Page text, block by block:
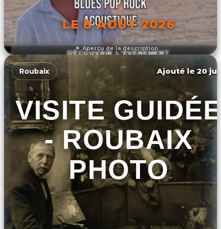
Aperçu de la description
LE 8 AOÛT 2026
DÉCOUVRIR L'ÉVÉNEMENT
Roubaix Ajouté le 20
VISITE
- ROUBAIX
PHOTO